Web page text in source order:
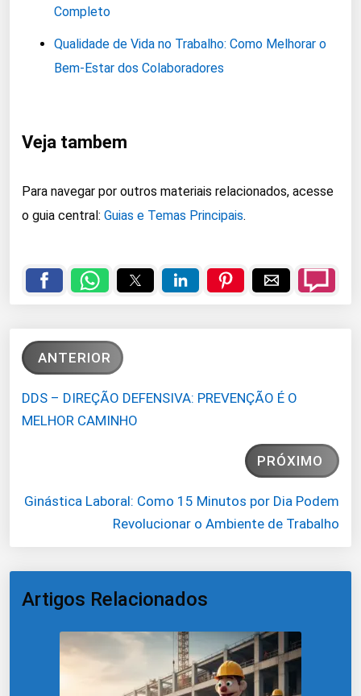
Completo
Qualidade de Vida no Trabalho: Como Melhorar o
Bem-Estar dos Colaboradores
Veja tambem
Para navegar por outros materiais relacionados, acesse
o guia central: Guias e Temas Principais.
ANTERIOR
DDS – DIREÇÃO DEFENSIVA: PREVENÇÃO É O
MELHOR CAMINHO
PRÓXIMO
Ginástica Laboral: Como 15 Minutos por Dia Podem
Revolucionar o Ambiente de Trabalho
Artigos Relacionados